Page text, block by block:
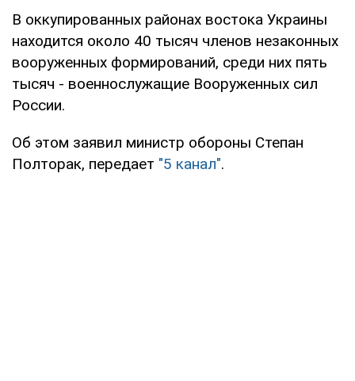
В оккупированных районах востока Украины
находится около 40 тысяч членов незаконных
вооруженных формирований, среди них пять
тысяч - военнослужащие Вооруженных сил
России.
Об этом заявил министр обороны Степан
Полторак, передает "5 канал".